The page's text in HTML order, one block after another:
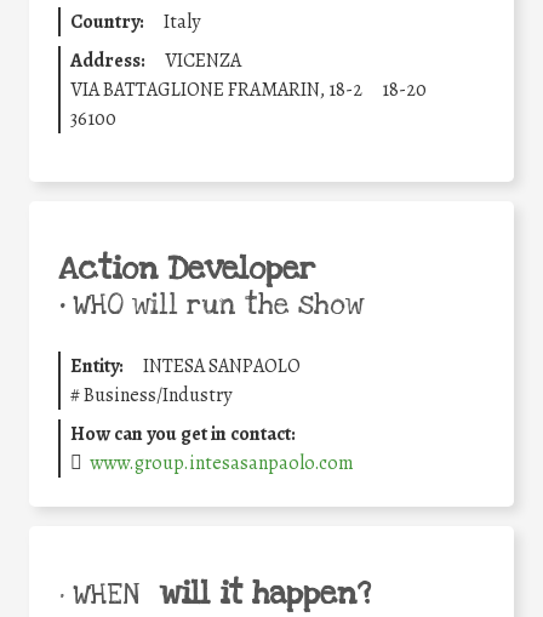
Country:
Italy
Address:
VICENZA
VIA BATTAGLIONE FRAMARIN, 18-2
18-20
36100
Action Developer
•WHO will run the show
Entity:
INTESA SANPAOLO
#Business/Industry
How can you get in contact:
www.group.intesasanpaolo.com
• WHEN will it happen?